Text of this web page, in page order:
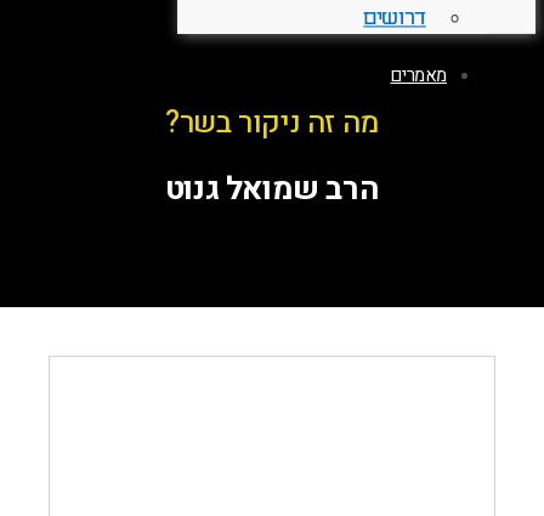
דרושים
מאמרים
מה זה ניקור בשר?
הרב שמואל גנוט